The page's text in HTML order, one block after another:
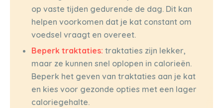
op vaste tijden gedurende de dag. Dit kan
helpen voorkomen dat je kat constant om
voedsel vraagt en overeet.
Beperk traktaties: traktaties zijn lekker,
maar ze kunnen snel oplopen in calorieën.
Beperk het geven van traktaties aan je kat
en kies voor gezonde opties met een lager
caloriegehalte.